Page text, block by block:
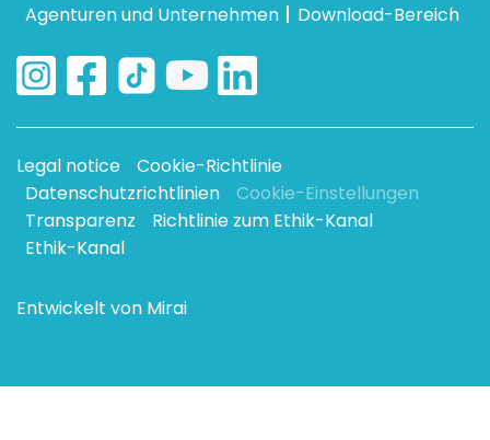
Agenturen und Unternehmen
Download-Bereich
Legal notice
Cookie-Richtlinie
Datenschutzrichtlinien
Cookie-Einstellungen
Transparenz
Richtlinie zum Ethik-Kanal
Ethik-Kanal
Entwickelt von Mirai